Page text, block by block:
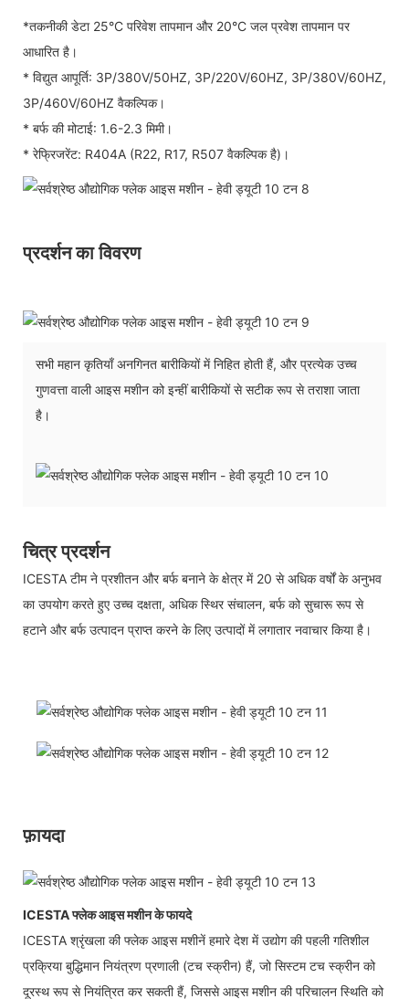
*तकनीकी डेटा 25°C परिवेश तापमान और 20°C जल प्रवेश तापमान पर
आधारित है।
* विद्युत आपूर्ति: 3P/380V/50HZ, 3P/220V/60HZ, 3P/380V/60HZ,
3P/460V/60HZ वैकल्पिक।
* बर्फ की मोटाई: 1.6-2.3 मिमी।
* रेफ्रिजरेंट: R404A (R22, R17, R507 वैकल्पिक है)।
प्रदर्शन का विवरण
सभी महान कृतियाँ अनगिनत बारीकियों में निहित होती हैं, और प्रत्येक उच्च
गुणवत्ता वाली आइस मशीन को इन्हीं बारीकियों से सटीक रूप से तराशा जाता
है।
चित्र प्रदर्शन
ICESTA टीम ने प्रशीतन और बर्फ बनाने के क्षेत्र में 20 से अधिक वर्षों के अनुभव
का उपयोग करते हुए उच्च दक्षता, अधिक स्थिर संचालन, बर्फ को सुचारू रूप से
हटाने और बर्फ उत्पादन प्राप्त करने के लिए उत्पादों में लगातार नवाचार किया है।
फ़ायदा
ICESTA फ्लेक आइस मशीन के फायदे
ICESTA श्रृंखला की फ्लेक आइस मशीनें हमारे देश में उद्योग की पहली गतिशील
प्रक्रिया बुद्धिमान नियंत्रण प्रणाली (टच स्क्रीन) हैं, जो सिस्टम टच स्क्रीन को
दूरस्थ रूप से नियंत्रित कर सकती हैं, जिससे आइस मशीन की परिचालन स्थिति को